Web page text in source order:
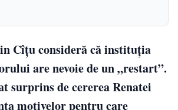
Cîțu consideră că instituția
are nevoie de un „restart”.
surprins de cererea Renatei
motivelor pentru care